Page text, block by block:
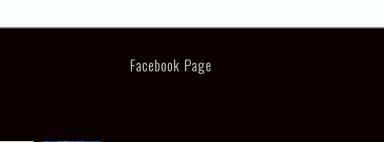
Facebook Page